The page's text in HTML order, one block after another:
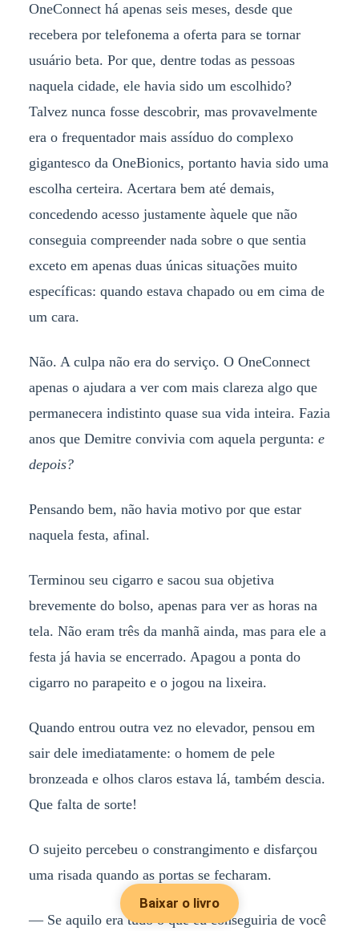
OneConnect há apenas seis meses, desde que
recebera por telefonema a oferta para se tornar
usuário beta. Por que, dentre todas as pessoas
naquela cidade, ele havia sido um escolhido?
Talvez nunca fosse descobrir, mas provavelmente
era o frequentador mais assíduo do complexo
gigantesco da OneBionics, portanto havia sido uma
escolha certeira. Acertara bem até demais,
concedendo acesso justamente àquele que não
conseguia compreender nada sobre o que sentia
exceto em apenas duas únicas situações muito
específicas: quando estava chapado ou em cima de
um cara.
Não. A culpa não era do serviço. O OneConnect
apenas o ajudara a ver com mais clareza algo que
permanecera indistinto quase sua vida inteira. Fazia
anos que Demitre convivia com aquela pergunta: e
depois?
Pensando bem, não havia motivo por que estar
naquela festa, afinal.
Terminou seu cigarro e sacou sua objetiva
brevemente do bolso, apenas para ver as horas na
tela. Não eram três da manhã ainda, mas para ele a
festa já havia se encerrado. Apagou a ponta do
cigarro no parapeito e o jogou na lixeira.
Quando entrou outra vez no elevador, pensou em
sair dele imediatamente: o homem de pele
bronzeada e olhos claros estava lá, também descia.
Que falta de sorte!
O sujeito percebeu o constrangimento e disfarçou
uma risada quando as portas se fecharam.
— Se aquilo era tudo o que eu conseguiria de você
Baixar o livro